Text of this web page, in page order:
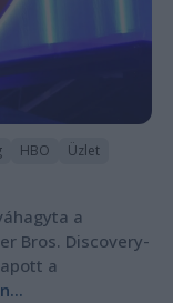
HBO
Üzlet
a
Bros. Discovery-
a